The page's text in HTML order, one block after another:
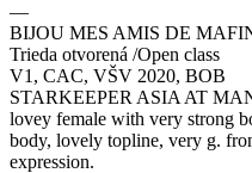
—
BIJOU MES AMIS DE
Trieda otvorená /Open class
V1, CAC, VŠV 2020, BOB
STARKEEPER ASIA AT
lovey female with very strong
body, lovely topline, very g.
expression.